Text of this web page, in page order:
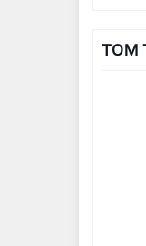
TOM